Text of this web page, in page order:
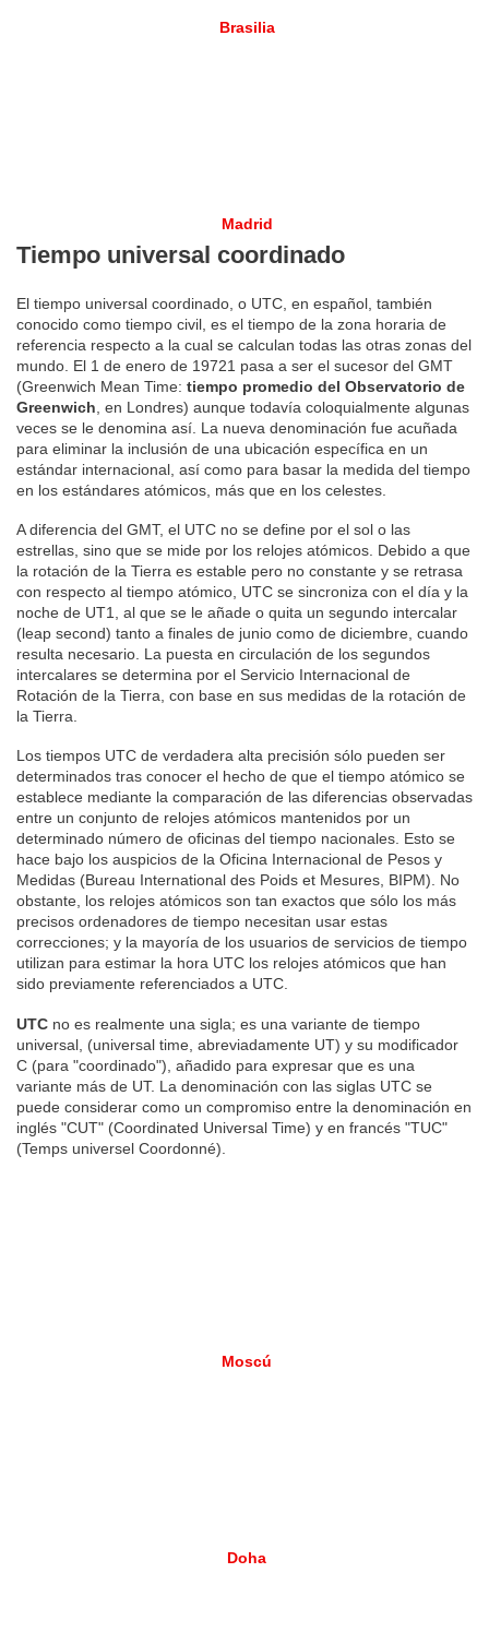
Brasilia
Madrid
Tiempo universal coordinado
El tiempo universal coordinado, o UTC, en español, también
conocido como tiempo civil, es el tiempo de la zona horaria de
referencia respecto a la cual se calculan todas las otras zonas del
mundo. El 1 de enero de 19721 pasa a ser el sucesor del GMT
(Greenwich Mean Time: tiempo promedio del Observatorio de
Greenwich , en Londres) aunque todavía coloquialmente algunas
veces se le denomina así. La nueva denominación fue acuñada
para eliminar la inclusión de una ubicación específica en un
estándar internacional, así como para basar la medida del tiempo
en los estándares atómicos, más que en los celestes.
A diferencia del GMT, el UTC no se define por el sol o las
estrellas, sino que se mide por los relojes atómicos. Debido a que
la rotación de la Tierra es estable pero no constante y se retrasa
con respecto al tiempo atómico, UTC se sincroniza con el día y la
noche de UT1, al que se le añade o quita un segundo intercalar
(leap second) tanto a finales de junio como de diciembre, cuando
resulta necesario. La puesta en circulación de los segundos
intercalares se determina por el Servicio Internacional de
Rotación de la Tierra, con base en sus medidas de la rotación de
la Tierra.
Los tiempos UTC de verdadera alta precisión sólo pueden ser
determinados tras conocer el hecho de que el tiempo atómico se
establece mediante la comparación de las diferencias observadas
entre un conjunto de relojes atómicos mantenidos por un
determinado número de oficinas del tiempo nacionales. Esto se
hace bajo los auspicios de la Oficina Internacional de Pesos y
Medidas (Bureau International des Poids et Mesures, BIPM). No
obstante, los relojes atómicos son tan exactos que sólo los más
precisos ordenadores de tiempo necesitan usar estas
correcciones; y la mayoría de los usuarios de servicios de tiempo
utilizan para estimar la hora UTC los relojes atómicos que han
sido previamente referenciados a UTC.
UTC no es realmente una sigla; es una variante de tiempo
universal, (universal time, abreviadamente UT) y su modificador
C (para "coordinado"), añadido para expresar que es una
variante más de UT. La denominación con las siglas UTC se
puede considerar como un compromiso entre la denominación en
inglés "CUT" (Coordinated Universal Time) y en francés "TUC"
(Temps universel Coordonné).
Moscú
Doha